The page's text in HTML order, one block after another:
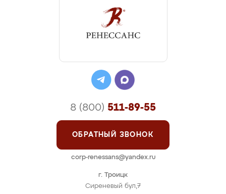
г. Троицк
Сиреневый бул,7
8 (800) 511-89-55
ОБРАТНЫЙ ЗВОНОК
corp-renessans@yandex.ru